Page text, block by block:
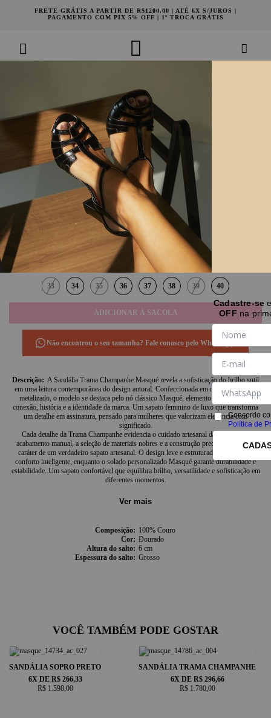
FRETE GRÁTIS A PARTIR DE R$1200,00 | ATÉ 6X S/JUROS |
PAGAMENTO COM PIX 5% OFF | 1ª TROCA GRÁTIS
SANDÁLIA TRAMA CHAMPANHE
1052607834
Por:R$ 1.780,00
ou 6xde R$ 296,66
SELECIONE SEU TAMANHO
33 34 35 36 37 38 39 40
Não encontrou o seu tamanho? Fale conosco pelo WhatsApp.
A Sandália Trama Champanhe Masqué revela a sofisticação do brilho sutil
em uma leitura contemporânea do design autoral. Confeccionada em napa champanhe
metalizado, o modelo se destaca pelo nó clássico Masqué, elemento que simboliza
conexão, história e a identidade da marca. Um sapato feminino de luxo que transforma
um detalhe em assinatura, pensado para mulheres que valorizam elegância com
significado.
Cada detalhe da Trama Champanhe evidencia o cuidado artesanal da Masqué. O
acabamento manual, a seleção de materiais nobres e a construção precisa reforçam o
caráter de um verdadeiro sapato artesanal. O design leve e estruturado proporciona
conforto inteligente, enquanto o solado personalizado Masqué garante durabilidade e
estabilidade. Um sapato confortável que equilibra brilho, versatilidade e sofisticação em
diferentes momentos.
calçado exclusivo que traduz a essência da mulher Masqué, independente, sofisticada e
Detalhes da Sandália Trama Champanhe Masqué
Material: Napa champanhe metalizado
Produção: Artesanal em edição limitada
Ver mais
Composição
100% Couro
Cor
Dourado
Altura do salto
6 cm
Espessura do salto
Grosso
VOCÊ TAMBÉM PODE GOSTAR
SANDÁLIA SOPRO PRETO
6X DE R$ 266,33
R$ 1.598,00
SANDÁLIA TRAMA CHAMPANHE
6X DE R$ 296,66
R$ 1.780,00
Cadastre-se
OFF na
Concordo
Política de